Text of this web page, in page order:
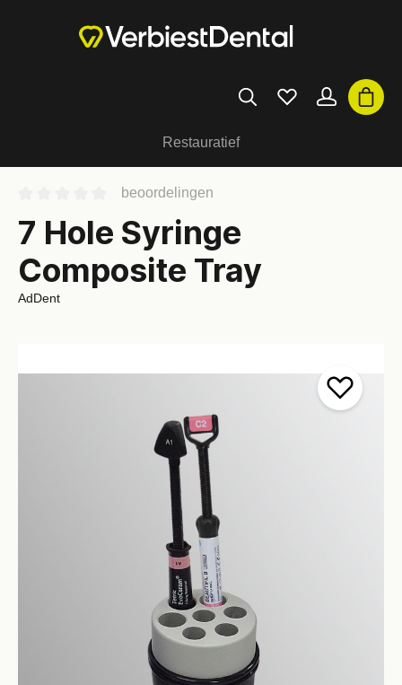
Restauratief
beoordelingen
7 Hole Syringe
Composite Tray
AdDent